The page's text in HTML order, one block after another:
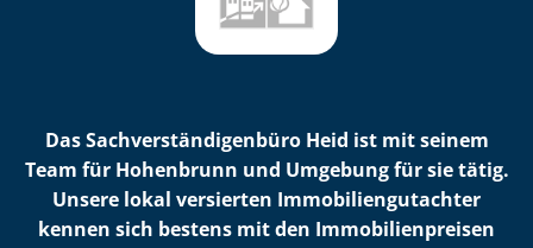
Das Sach­ver­stän­di­gen­bü­ro Heid ist mit seinem
Team für Hohenbrunn und Umgebung für sie tätig.
Unsere lokal versierten Im­mo­bi­li­en­gut­ach­ter
kennen sich bestens mit den Im­mo­bi­li­en­prei­sen